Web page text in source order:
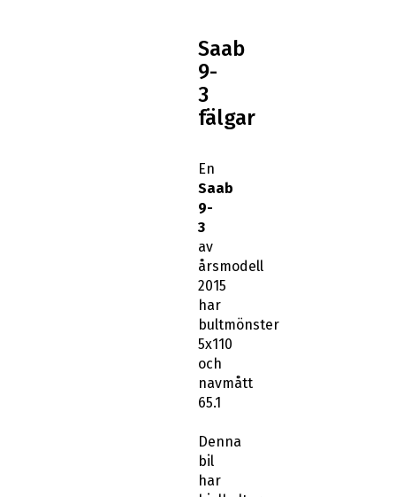
Saab
9-
3
fälgar
En
Saab
9-
3
av
årsmodell
2015
har
bultmönster
5x110
och
navmått
65.1
Denna
bil
har